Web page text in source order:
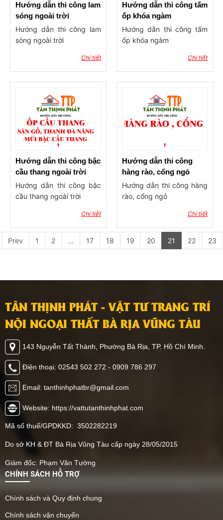
Hướng dẫn thi công lam
sóng ngoài trời
Hướng dẫn thi công lam
sóng ngoài trời
Chi tiết
Hướng dẫn thi công tấm
ốp khóa ngàm
Hướng dẫn thi công tấm
ốp khóa ngàm
Chi tiết
Hướng dẫn thi công bậc
cầu thang ngoài trời
Hướng dẫn thi công bậc
cầu thang ngoài trời
Chi tiết
Hướng dẫn thi công
hàng rào, cổng ngỏ
Hướng dẫn thi công hàng
rào, cổng ngỏ
Chi tiết
Prev 1 2 ... 17 18 19 20 21 22 23
TÂN THỊNH PHÁT - VẬT TƯ TRANG TRÍ
NỘI NGOẠI THẤT BÀ RỊA VŨNG TÀU
143 Nguyễn Tất Thành, Phường Bà Rịa, TP. Hồ Chí Minh.
Điện thoại: 02543 502 272 - 0909 786 297
Email: tanthinhphatbr@gmail.com
Website: https://vattutanthinhphat.com
Mã số thuế/GPDKKD: 3502282219
Do sở KH & ĐT Bà Rịa Vũng Tàu cấp ngày 28/05/2015
Giám đốc: Phạm Văn Tường
CHÍNH SÁCH HỖ TRỢ
Chính sách và Quy định chung
Chính sách vận chuyển